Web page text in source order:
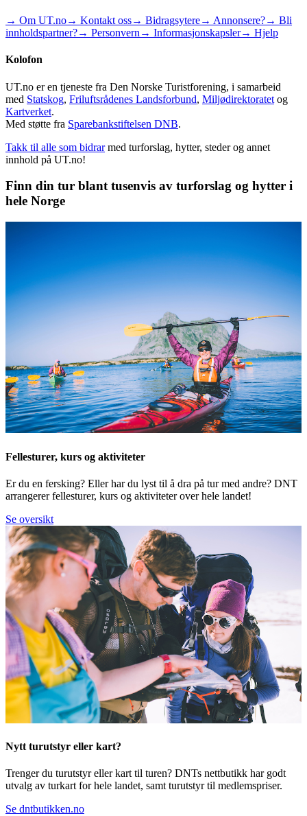
→ Om UT.no→ Kontakt oss→ Bidragsytere→ Annonsere?→ Bli
innholdspartner?→ Personvern → Informasjonskapsler→ Hjelp
Kolofon
UT.no er en tjeneste fra Den Norske Turistforening, i samarbeid
med Statskog, Friluftsrådenes Landsforbund, Miljødirektoratet og
Kartverket.
Med støtte fra Sparebankstiftelsen DNB.
Takk til alle som bidrar med turforslag, hytter, steder og annet
innhold på UT.no!
Finn din tur blant tusenvis av turforslag og hytter i
hele Norge
Fellesturer, kurs og aktiviteter
Er du en fersking? Eller har du lyst til å dra på tur med andre? DNT
arrangerer fellesturer, kurs og aktiviteter over hele landet!
Se oversikt
Nytt turutstyr eller kart?
Trenger du turutstyr eller kart til turen? DNTs nettbutikk har godt
utvalg av turkart for hele landet, samt turutstyr til medlemspriser.
Se dntbutikken.no